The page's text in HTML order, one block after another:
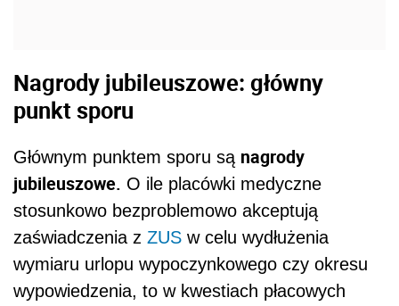
Nagrody jubileuszowe: główny
punkt sporu
Głównym punktem sporu są nagrody
jubileuszowe. O ile placówki medyczne
stosunkowo bezproblemowo akceptują
zaświadczenia z ZUS w celu wydłużenia
wymiaru urlopu wypoczynkowego czy okresu
wypowiedzenia, to w kwestiach płacowych